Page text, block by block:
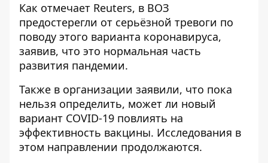
Как отмечает Reuters, в ВОЗ
предостерегли от серьёзной тревоги по
поводу этого варианта коронавируса,
заявив, что это нормальная часть
развития пандемии.
Также в организации заявили, что пока
нельзя определить, может ли новый
вариант COVID-19 повлиять на
эффективность вакцины. Исследования в
этом направлении продолжаются.